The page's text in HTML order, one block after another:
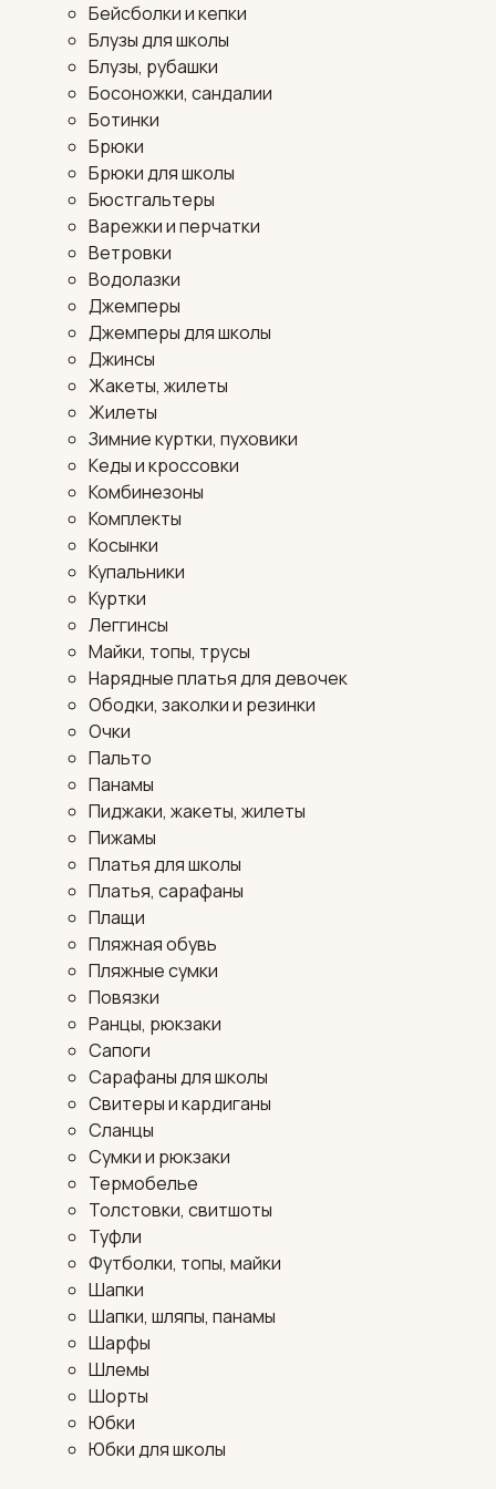
Бейсболки и кепки
Блузы для школы
Блузы, рубашки
Босоножки, сандалии
Ботинки
Брюки
Брюки для школы
Бюстгальтеры
Варежки и перчатки
Ветровки
Водолазки
Джемперы
Джемперы для школы
Джинсы
Жакеты, жилеты
Жилеты
Зимние куртки, пуховики
Кеды и кроссовки
Комбинезоны
Комплекты
Косынки
Купальники
Куртки
Леггинсы
Майки, топы, трусы
Нарядные платья для девочек
Ободки, заколки и резинки
Очки
Пальто
Панамы
Пиджаки, жакеты, жилеты
Пижамы
Платья для школы
Платья, сарафаны
Плащи
Пляжная обувь
Пляжные сумки
Повязки
Ранцы, рюкзаки
Сапоги
Сарафаны для школы
Свитеры и кардиганы
Сланцы
Сумки и рюкзаки
Термобелье
Толстовки, свитшоты
Туфли
Футболки, топы, майки
Шапки
Шапки, шляпы, панамы
Шарфы
Шлемы
Шорты
Юбки
Юбки для школы